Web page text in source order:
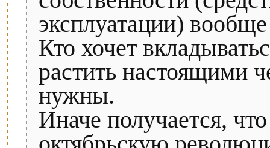
эксплуатации)
Кто хочет
растить настоящими
нужны.
Иначе получается,